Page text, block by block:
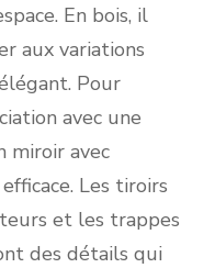
En bois, il
aux variations
Pour
avec une
miroir avec
Les tiroirs
et les trappes
des détails qui